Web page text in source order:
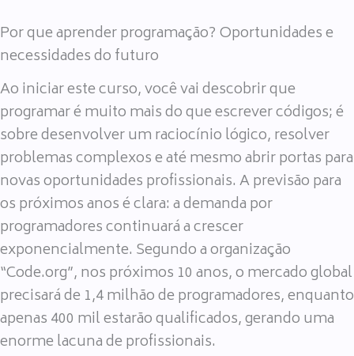
Por que aprender programação? Oportunidades e
necessidades do futuro
Ao iniciar este curso, você vai descobrir que
programar é muito mais do que escrever códigos; é
sobre desenvolver um raciocínio lógico, resolver
problemas complexos e até mesmo abrir portas para
novas oportunidades profissionais. A previsão para
os próximos anos é clara: a demanda por
programadores continuará a crescer
exponencialmente. Segundo a organização
“Code.org”, nos próximos 10 anos, o mercado global
precisará de 1,4 milhão de programadores, enquanto
apenas 400 mil estarão qualificados, gerando uma
enorme lacuna de profissionais.